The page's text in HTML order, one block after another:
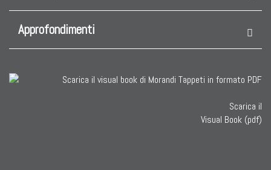
Approfondimenti
Scarica il
Visual Book (pdf)